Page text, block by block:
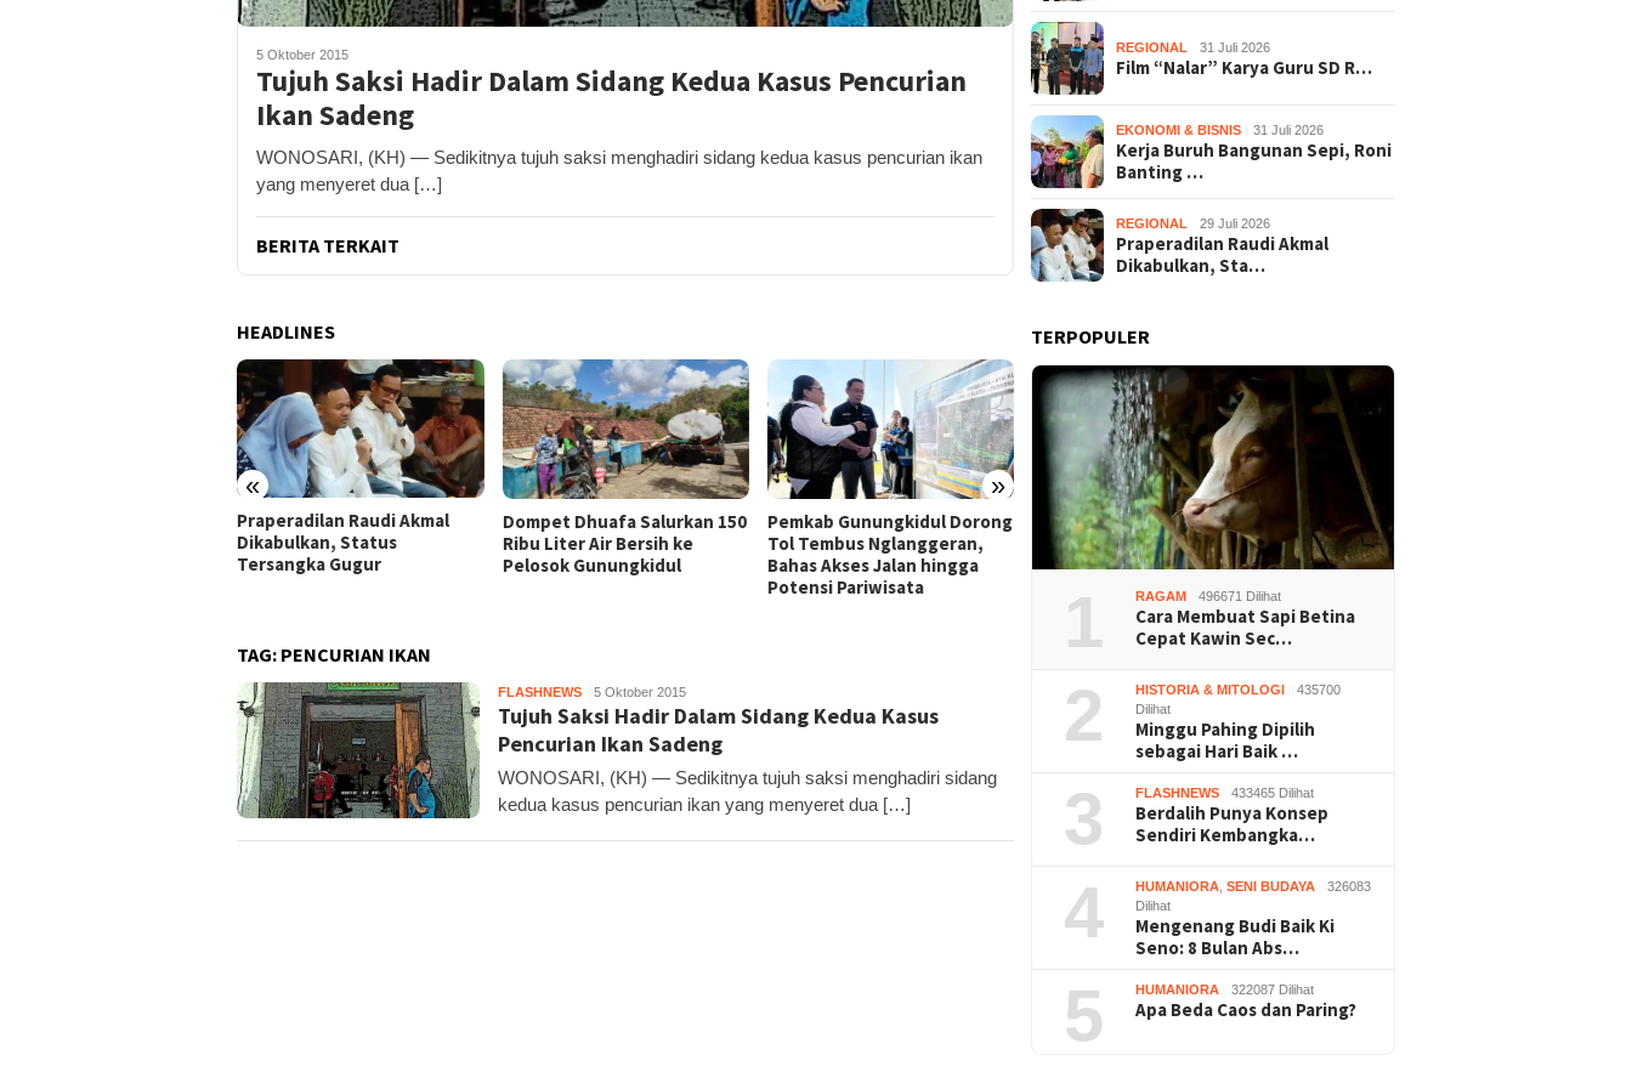
5 Oktober 2015
Tujuh Saksi Hadir Dalam Sidang Kedua Kasus Pencurian
Ikan Sadeng
WONOSARI, (KH) — Sedikitnya tujuh saksi menghadiri sidang kedua kasus pencurian ikan
yang menyeret dua […]
BERITA TERKAIT
HEADLINES
« »
Praperadilan Raudi Akmal
Dikabulkan, Status
Tersangka Gugur
Dompet Dhuafa Salurkan 150
Ribu Liter Air Bersih ke
Pelosok Gunungkidul
Pemkab Gunungkidul Dorong
Tol Tembus Nglanggeran,
Bahas Akses Jalan hingga
Potensi Pariwisata
Film “Nalar” Karya Guru SD
Raih Juara 1 Lomba Video
Literasi Gunungkidul 2026
Kerja Buruh Bangunan Sepi,
Roni Banting Stir Tanam
Melon Untung Rp40 Juta
TAG: PENCURIAN IKAN
FLASHNEWS KH5 Oktober 2015
Tujuh Saksi Hadir Dalam Sidang Kedua Kasus
Pencurian Ikan Sadeng
WONOSARI, (KH) — Sedikitnya tujuh saksi menghadiri sidang
kedua kasus pencurian ikan yang menyeret dua […]
REGIONAL 31 Juli 2026
Film “Nalar” Karya Guru SD R…
EKONOMI & BISNIS 31 Juli 2026
Kerja Buruh Bangunan Sepi, Roni
Banting …
REGIONAL 29 Juli 2026
Praperadilan Raudi Akmal
Dikabulkan, Sta…
TERPOPULER
1 RAGAM 496671 Dilihat
Cara Membuat Sapi Betina
Cepat Kawin Sec…
2 HISTORIA & MITOLOGI
435700
Dilihat
Minggu Pahing Dipilih
sebagai Hari Baik …
3 FLASHNEWS 433465 Dilihat
Berdalih Punya Konsep
Sendiri Kembangka…
4 HUMANIORA ,SENI BUDAYA
326083
Dilihat
Mengenang Budi Baik Ki
Seno: 8 Bulan Abs…
5 HUMANIORA 322087 Dilihat
Apa Beda Caos dan Paring?